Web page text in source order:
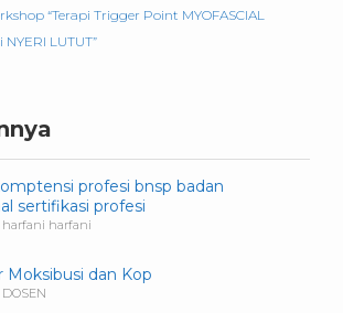
“Terapi Trigger Point MYOFASCIAL
LUTUT”
profesi bnsp badan
sertifikasi profesi
harfani
Moksibusi dan Kop